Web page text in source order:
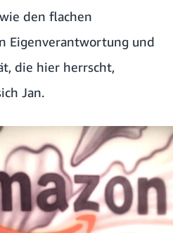
den flachen
Eigenverantwortung und
die hier herrscht,
Jan.